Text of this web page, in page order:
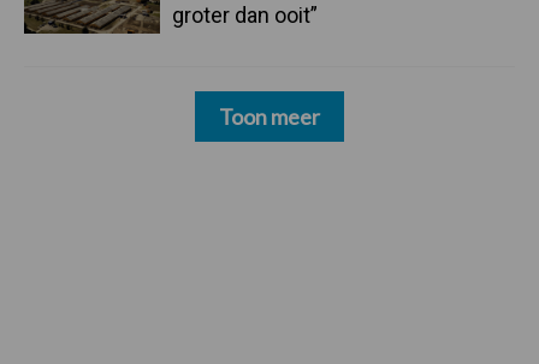
groter dan ooit”
Toon meer